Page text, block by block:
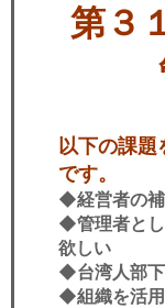
労務顧問
第３
以下の課
です。
◆経営者の
◆管理者とし
欲しい
◆台湾人部
◆組織を活